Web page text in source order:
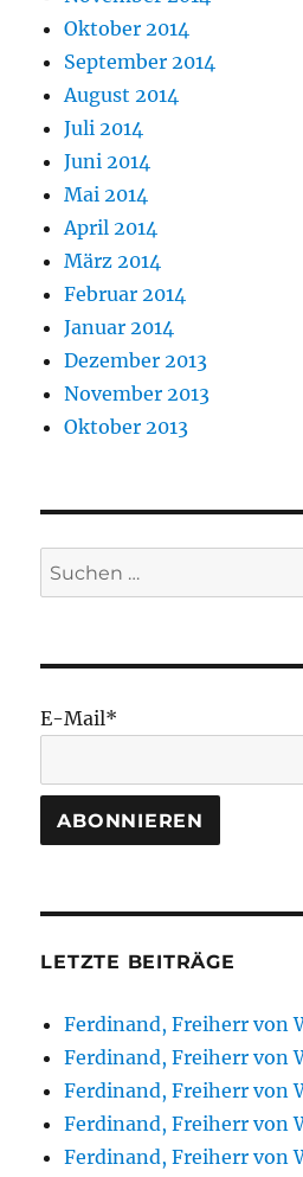
Oktober 2014
September 2014
August 2014
Juli 2014
Juni 2014
Mai 2014
April 2014
März 2014
Februar 2014
Januar 2014
Dezember 2013
November 2013
Oktober 2013
Suchen
nach:
E-Mail*
LETZTE BEITRÄGE
Ferdinand, Freiherr von
Ferdinand, Freiherr von
Ferdinand, Freiherr von
Ferdinand, Freiherr von
Ferdinand, Freiherr von